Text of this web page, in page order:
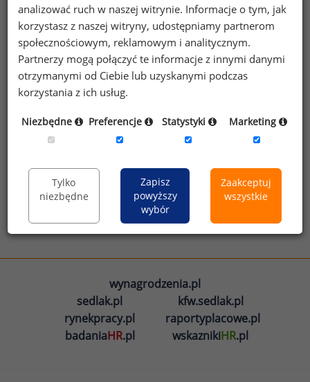
Zarobki w Polsce Zarobki na stanowiskach
Zobacz więcej infografik
wynagrodzenia.pl
sedlak.pl
kfw.sedlak.pl
rynekpracy.pl
raportyplacowe.pl
badaniaHR.pl wskaznikiHR.pl
analizować ruch w naszej witrynie. Informacje o tym, jak
korzystasz z naszej witryny, udostępniamy partnerom
społecznościowym, reklamowym i analitycznym.
Partnerzy mogą połączyć te informacje z innymi danymi
otrzymanymi od Ciebie lub uzyskanymi podczas
korzystania z ich usług.
Niezbędne Preferencje Statystyki Marketing
Tylko
niezbędne
Zapisz
powyższy
wybór
Zaakceptuj
wszystkie